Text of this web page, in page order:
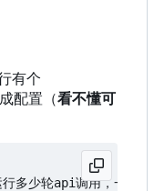
有个
配置（看不懂可
多少轮api调用，一轮